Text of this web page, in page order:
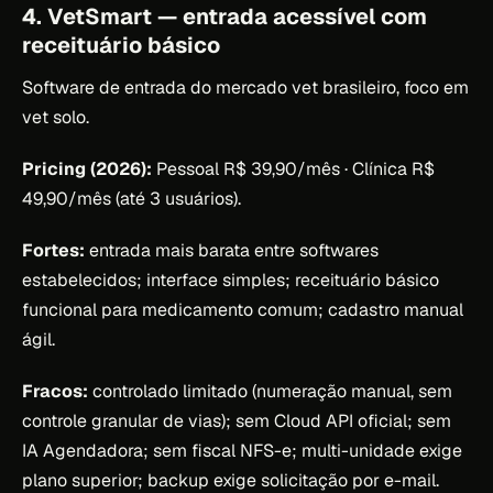
4. VetSmart — entrada acessível com
receituário básico
Software de entrada do mercado vet brasileiro, foco em
vet solo.
Pricing (2026): Pessoal R$ 39,90/mês · Clínica R$
49,90/mês (até 3 usuários).
Fortes: entrada mais barata entre softwares
estabelecidos; interface simples; receituário básico
funcional para medicamento comum; cadastro manual
ágil.
Fracos: controlado limitado (numeração manual, sem
controle granular de vias); sem Cloud API oficial; sem
IA Agendadora; sem fiscal NFS-e; multi-unidade exige
plano superior; backup exige solicitação por e-mail.